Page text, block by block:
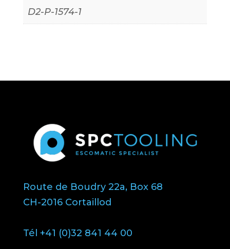
D2-P-1574-1
Route de Boudry 22a, Box 68
CH-2016 Cortaillod
Tél +41 (0)32 841 44 00